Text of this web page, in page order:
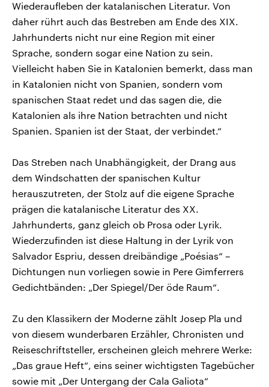
Wiederaufleben der katalanischen Literatur. Von
daher rührt auch das Bestreben am Ende des XIX.
Jahrhunderts nicht nur eine Region mit einer
Sprache, sondern sogar eine Nation zu sein.
Vielleicht haben Sie in Katalonien bemerkt, dass man
in Katalonien nicht von Spanien, sondern vom
spanischen Staat redet und das sagen die, die
Katalonien als ihre Nation betrachten und nicht
Spanien. Spanien ist der Staat, der verbindet.“
Das Streben nach Unabhängigkeit, der Drang aus
dem Windschatten der spanischen Kultur
herauszutreten, der Stolz auf die eigene Sprache
prägen die katalanische Literatur des XX.
Jahrhunderts, ganz gleich ob Prosa oder Lyrik.
Wiederzufinden ist diese Haltung in der Lyrik von
Salvador Espriu, dessen dreibändige „Poésias“ –
Dichtungen nun vorliegen sowie in Pere Gimferrers
Gedichtbänden: „Der Spiegel/Der öde Raum“.
Zu den Klassikern der Moderne zählt Josep Pla und
von diesem wunderbaren Erzähler, Chronisten und
Reiseschriftsteller, erscheinen gleich mehrere Werke:
„Das graue Heft“, eins seiner wichtigsten Tagebücher
sowie mit „Der Untergang der Cala Galiota“